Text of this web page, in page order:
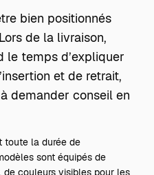
bien positionnés
de la livraison,
le temps d’expliquer
et de retrait,
demander conseil en
toute la durée de
sont équipés de
de couleurs visibles pour les